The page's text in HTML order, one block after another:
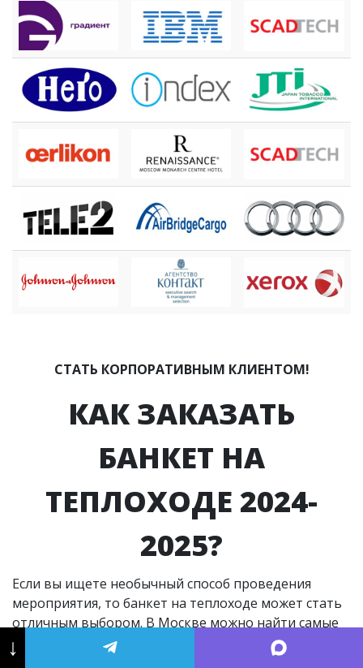
СТАТЬ КОРПОРАТИВНЫМ КЛИЕНТОМ!
КАК ЗАКАЗАТЬ
БАНКЕТ НА
ТЕПЛОХОДЕ 2024-
2025?
Если вы ищете необычный способ проведения
мероприятия, то банкет на теплоходе может стать
отличным выбором. В Москве можно найти самые
разные теплоходы, которые готовы принять на
свой борт гостей и устроить не только
↓